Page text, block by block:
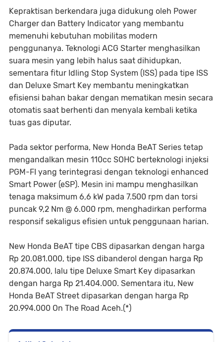
Kepraktisan berkendara juga didukung oleh Power
Charger dan Battery Indicator yang membantu
memenuhi kebutuhan mobilitas modern
penggunanya. Teknologi ACG Starter menghasilkan
suara mesin yang lebih halus saat dihidupkan,
sementara fitur Idling Stop System (ISS) pada tipe ISS
dan Deluxe Smart Key membantu meningkatkan
efisiensi bahan bakar dengan mematikan mesin secara
otomatis saat berhenti dan menyala kembali ketika
tuas gas diputar.
Pada sektor performa, New Honda BeAT Series tetap
mengandalkan mesin 110cc SOHC berteknologi injeksi
PGM-FI yang terintegrasi dengan teknologi enhanced
Smart Power (eSP). Mesin ini mampu menghasilkan
tenaga maksimum 6,6 kW pada 7.500 rpm dan torsi
puncak 9,2 Nm @ 6.000 rpm, menghadirkan performa
responsif sekaligus efisien untuk penggunaan harian.
New Honda BeAT tipe CBS dipasarkan dengan harga
Rp 20.081.000, tipe ISS dibanderol dengan harga Rp
20.874.000, lalu tipe Deluxe Smart Key dipasarkan
dengan harga Rp 21.404.000. Sementara itu, New
Honda BeAT Street dipasarkan dengan harga Rp
20.994.000 On The Road Aceh.(*)